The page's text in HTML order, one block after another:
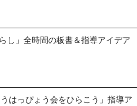
し」全時間の板書＆指導アイデア
はっぴょう会をひらこう」指導ア